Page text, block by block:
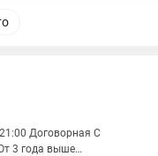
3 года выше